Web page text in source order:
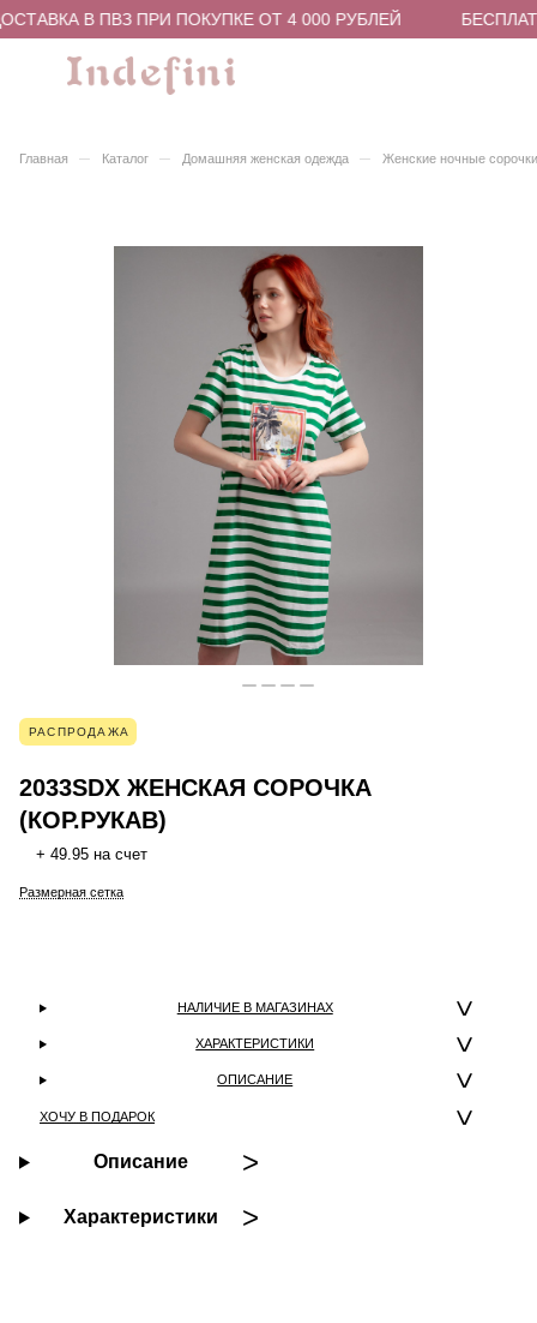
В ПВЗ ПРИ ПОКУПКЕ ОТ 4 000 РУБЛЕЙ
Главная – Каталог – Домашняя женская одежда – Женские ночные
РАСПРОДАЖА
2033SDX ЖЕНСКАЯ СОРОЧКА
(КОР.РУКАВ)
+ 49.95 на счет
Размерная сетка
НАЛИЧИЕ В МАГАЗИНАХ
ХАРАКТЕРИСТИКИ
ОПИСАНИЕ
ХОЧУ В ПОДАРОК
Описание
Характеристики